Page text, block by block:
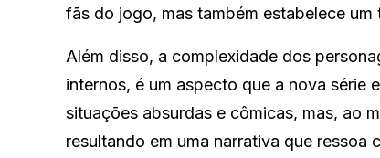
fãs do jogo, mas também estabelece
Além disso, a complexidade dos
internos, é um aspecto que a nova série
situações absurdas e cômicas, mas, ao
resultando em uma narrativa que ressoa